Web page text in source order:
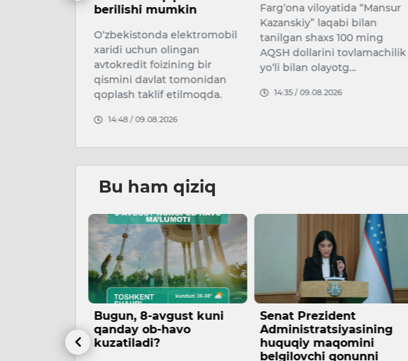
Farg‘ona viloyatida “Mansur
tanilgan shaxs 100 ming
AQSH dollarini tovlamachilik
yo‘li bilan olayotg…
14:35 / 09.08.2026
mashg‘uloti o‘tkazildi
7 avgust kuni Toshkent
xalqaro aeroporti tashabbusi
bilan Toshkent viloyatining
parvozlar xavfsizlig…
Bu ham qiziq
Senat Prezident
Administratsiyasining
huquqiy maqomini
Taniqli aktyor
Abdumannon
Ubaydullayev vafot etdi